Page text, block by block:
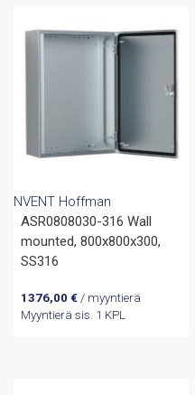
NVENT Hoffman
ASR0808030-316 Wall
mounted, 800x800x300,
SS316
1376,00 €/ myyntierä
Myyntierä sis. 1 KPL